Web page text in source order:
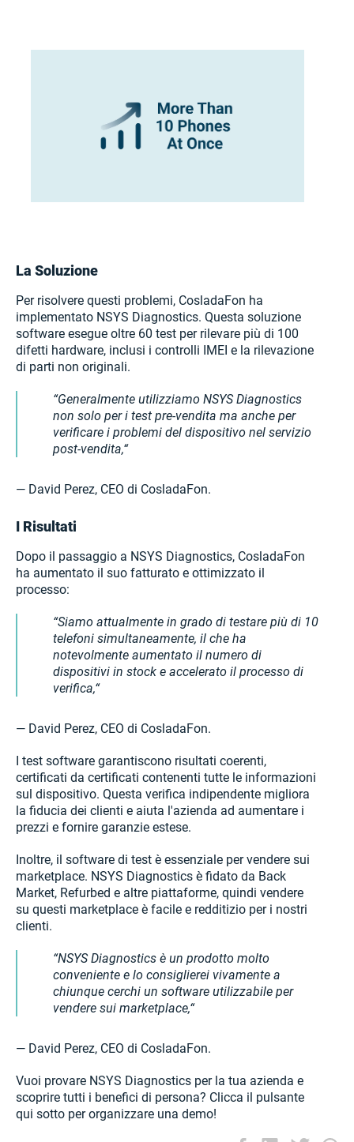
La Soluzione
Per risolvere questi problemi, CosladaFon ha
implementato NSYS Diagnostics. Questa soluzione
software esegue oltre 60 test per rilevare più di 100
difetti hardware, inclusi i controlli IMEI e la rilevazione
di parti non originali.
Generalmente utilizziamo NSYS Diagnostics
non solo per i test pre-vendita ma anche per
verificare i problemi del dispositivo nel servizio
post-vendita,
— David Perez, CEO di CosladaFon.
I Risultati
Dopo il passaggio a NSYS Diagnostics, CosladaFon
ha aumentato il suo fatturato e ottimizzato il
processo:
Siamo attualmente in grado di testare più di 10
telefoni simultaneamente, il che ha
notevolmente aumentato il numero di
dispositivi in stock e accelerato il processo di
verifica,
— David Perez, CEO di CosladaFon.
I test software garantiscono risultati coerenti,
certificati da certificati contenenti tutte le informazioni
sul dispositivo. Questa verifica indipendente migliora
la fiducia dei clienti e aiuta l'azienda ad aumentare i
prezzi e fornire garanzie estese.
Inoltre, il software di test è essenziale per vendere sui
marketplace. NSYS Diagnostics è fidato da Back
Market, Refurbed e altre piattaforme, quindi vendere
su questi marketplace è facile e redditizio per i nostri
clienti.
NSYS Diagnostics è un prodotto molto
conveniente e lo consiglierei vivamente a
chiunque cerchi un software utilizzabile per
vendere sui marketplace,
— David Perez, CEO di CosladaFon.
Vuoi provare NSYS Diagnostics per la tua azienda e
scoprire tutti i benefici di persona? Clicca il pulsante
qui sotto per organizzare una demo!